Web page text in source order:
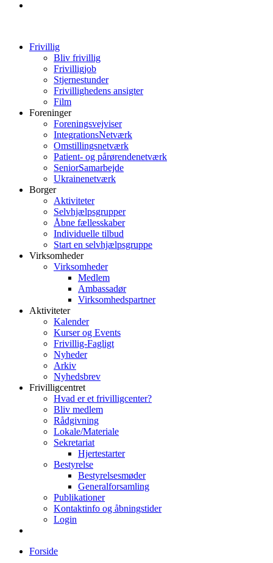
Frivillig
Bliv frivillig
Frivilligjob
Stjernestunder
Frivillighedens ansigter
Film
Foreninger
Foreningsvejviser
IntegrationsNetværk
Omstillingsnetværk
Patient- og pårørendenetværk
SeniorSamarbejde
Ukrainenetværk
Borger
Aktiviteter
Selvhjælpsgrupper
Åbne fællesskaber
Individuelle tilbud
Start en selvhjælpsgruppe
Virksomheder
Virksomheder
Medlem
Ambassadør
Virksomhedspartner
Aktiviteter
Kalender
Kurser og Events
Frivillig-Fagligt
Nyheder
Arkiv
Nyhedsbrev
Frivilligcentret
Hvad er et frivilligcenter?
Bliv medlem
Rådgivning
Lokale/Materiale
Sekretariat
Hjertestarter
Bestyrelse
Bestyrelsesmøder
Generalforsamling
Publikationer
Kontaktinfo og åbningstider
Login
Forside